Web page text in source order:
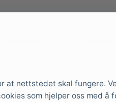
at nettstedet skal fungere.
som hjelper oss med å